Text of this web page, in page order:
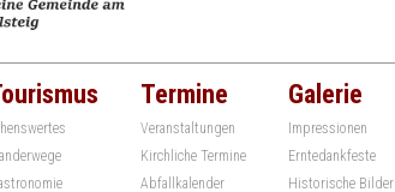
Termine
Veranstaltungen
Kirchliche Termine
Abfallkalender
Galerie
Impressionen
Erntedankfeste
Historische Bilder